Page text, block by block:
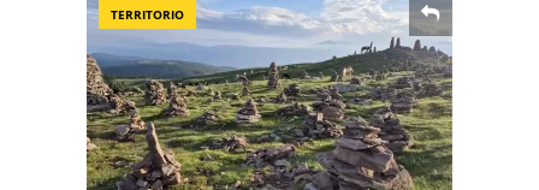
TERRITORIO